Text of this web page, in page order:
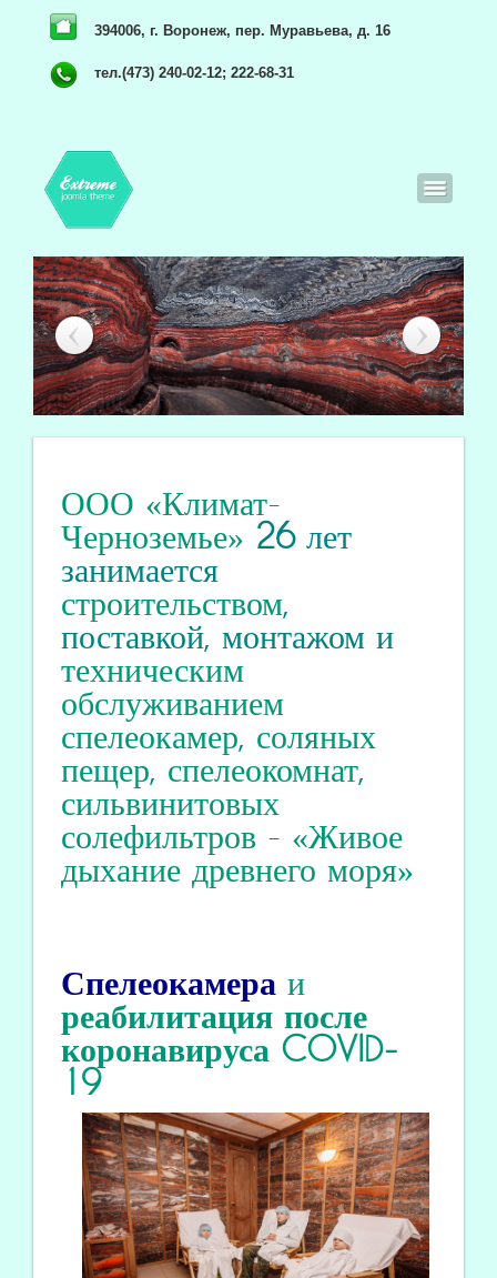
394006, г. Воронеж, пер. Муравьева, д. 16
тел.(473) 240-02-12; 222-68-31
ООО «Климат-
Черноземье» 26лет
занимается
строительством,
поставкой, монтажом и
техническим
обслуживанием
спелеокамер, соляных
пещер, спелеокомнат,
сильвинитовых
солефильтров - «Живое
дыхание древнего моря»
Спелеокамера и
реабилитацияпосле
коронавируса COVID-
19